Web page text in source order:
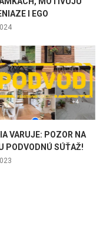
I EGO
VARUJE: POZOR NA
PODVODNÚ SÚŤAŽ!